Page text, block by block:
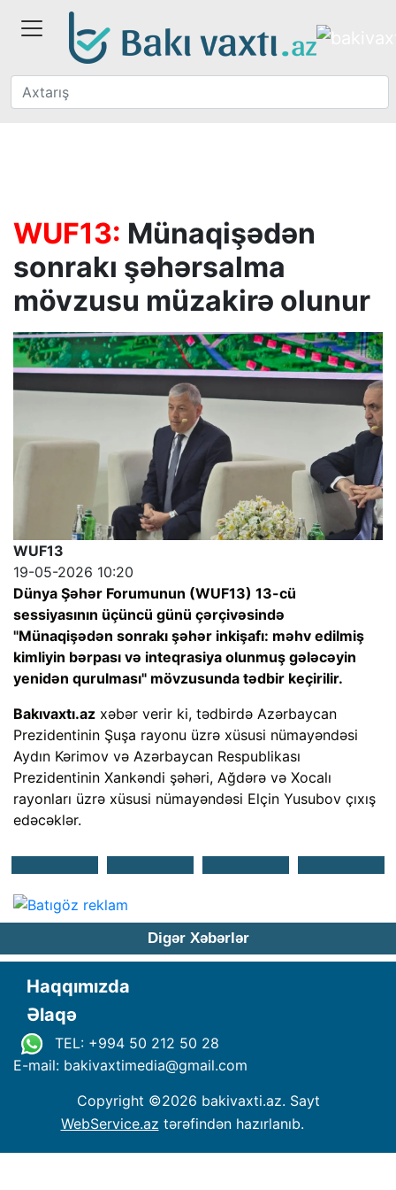
WUF13: Münaqişədən
sonrakı şəhərsalma
mövzusu müzakirə olunur
WUF13
19-05-2026 10:20
Dünya Şəhər Forumunun (WUF13) 13-cü
sessiyasının üçüncü günü çərçivəsində
"Münaqişədən sonrakı şəhər inkişafı: məhv edilmiş
kimliyin bərpası və inteqrasiya olunmuş gələcəyin
yenidən qurulması" mövzusunda tədbir keçirilir.
Bakıvaxtı.az xəbər verir ki, tədbirdə Azərbaycan
Prezidentinin Şuşa rayonu üzrə xüsusi nümayəndəsi
Aydın Kərimov və Azərbaycan Respublikası
Prezidentinin Xankəndi şəhəri, Ağdərə və Xocalı
rayonları üzrə xüsusi nümayəndəsi Elçin Yusubov çıxış
edəcəklər.
Digər Xəbərlər
Haqqımızda
Əlaqə
TEL: +994 50 212 50 28
E-mail: bakivaxtimedia@gmail.com
Copyright ©2026 bakivaxti.az. Sayt
WebService.az tərəfindən hazırlanıb.